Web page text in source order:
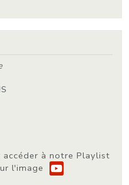
accéder à notre Playlist
l'image